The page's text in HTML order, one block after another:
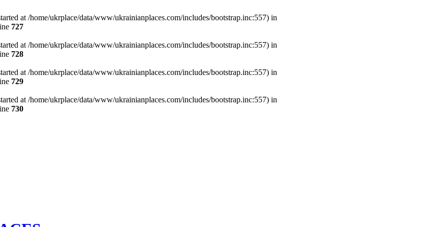
at /home/ukrplace/data/www/ukrainianplaces.com/includes/bootstrap.inc:557) in
727
at /home/ukrplace/data/www/ukrainianplaces.com/includes/bootstrap.inc:557) in
728
at /home/ukrplace/data/www/ukrainianplaces.com/includes/bootstrap.inc:557) in
729
at /home/ukrplace/data/www/ukrainianplaces.com/includes/bootstrap.inc:557) in
730